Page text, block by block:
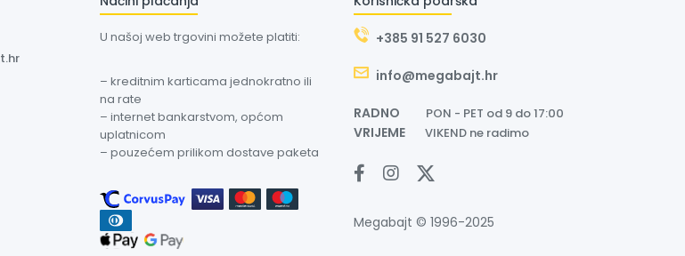
U našoj web trgovini možete platiti:
– kreditnim karticama jednokratno ili
na rate
– internet bankarstvom, općom
uplatnicom
– pouzećem prilikom dostave paketa
+385 91 527 6030
info@megabajt.hr
RADNO PON - PET od 9 do 17:00
VRIJEME VIKEND ne radimo
Megabajt © 1996-2025